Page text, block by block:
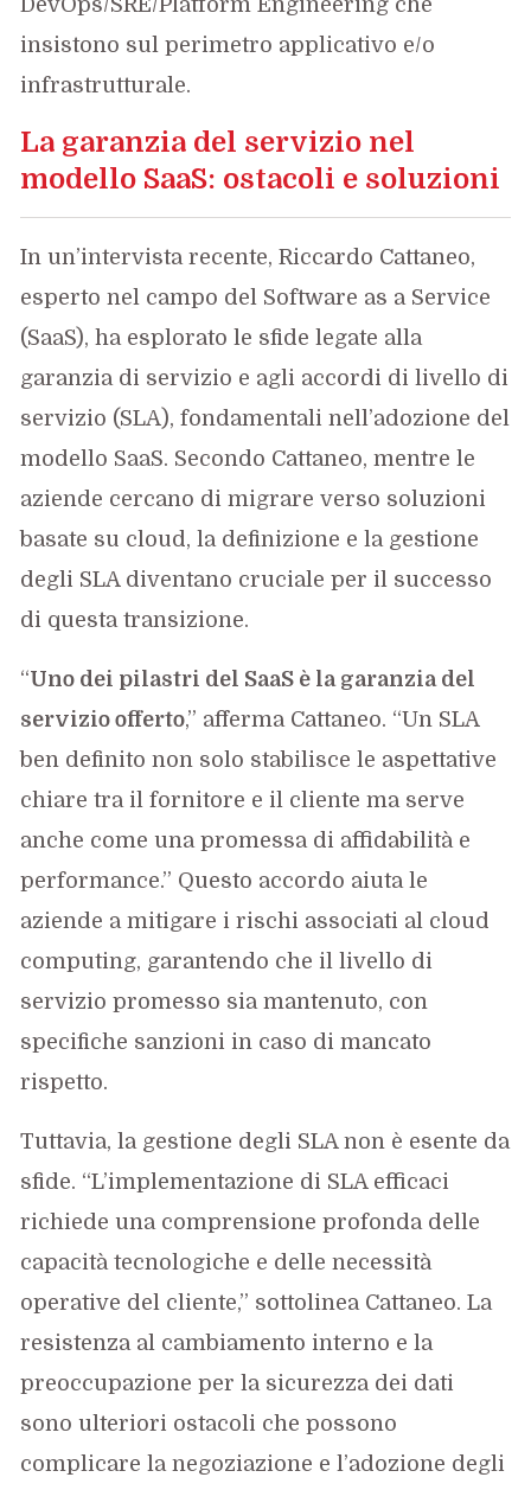
insistono sul perimetro applicativo e/o
infrastrutturale.
La garanzia del servizio nel
modello SaaS: ostacoli e soluzioni
In un’intervista recente, Riccardo Cattaneo,
esperto nel campo del Software as a Service
(SaaS), ha esplorato le sfide legate alla
garanzia di servizio e agli accordi di livello di
servizio (SLA), fondamentali nell’adozione del
modello SaaS. Secondo Cattaneo, mentre le
aziende cercano di migrare verso soluzioni
basate su cloud, la definizione e la gestione
degli SLA diventano cruciale per il successo
di questa transizione.
“Uno dei pilastri del SaaS è la garanzia del
servizio offerto,” afferma Cattaneo. “Un SLA
ben definito non solo stabilisce le aspettative
chiare tra il fornitore e il cliente ma serve
anche come una promessa di affidabilità e
performance.” Questo accordo aiuta le
aziende a mitigare i rischi associati al cloud
computing, garantendo che il livello di
servizio promesso sia mantenuto, con
specifiche sanzioni in caso di mancato
rispetto.
Tuttavia, la gestione degli SLA non è esente da
sfide. “L’implementazione di SLA efficaci
richiede una comprensione profonda delle
capacità tecnologiche e delle necessità
operative del cliente,” sottolinea Cattaneo. La
resistenza al cambiamento interno e la
preoccupazione per la sicurezza dei dati
sono ulteriori ostacoli che possono
complicare la negoziazione e l’adozione degli